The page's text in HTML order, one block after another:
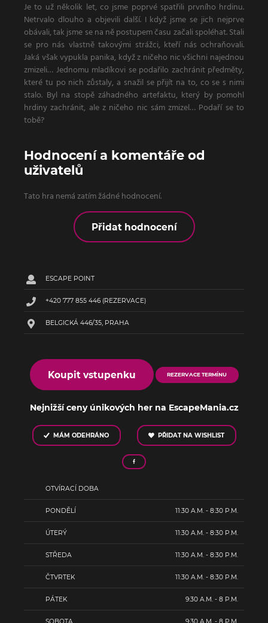
Je to už několik let, co jsme poprvé spatřili prvního hrdinu.
Netrvalo dlouho a objevili další. I když jsme se jich nejprve
obávali, tak jsme se na ně postupem času začali spoléhat. Stali
se pro nás vlastně takovými strážci, kteří nás ochraňovali.
Jaká však vypukla panika, když z ničeho nic všichni najednou
zmizeli… Jednomu mladíkovi se podařilo zachránit předměty,
které tu po nich zůstaly, a snažil se přijít na to, co se s nimi
stalo. Byl na stopě záhadného artefaktu, který by pomohl
hrdiny zachránit, ale z ničeho nic sám zmizel… Podaří se to
tobě?
Hodnocení a komentáře od
uživatelů
Tato hra nemá zatím žádné hodnocení.
Přidat hodnocení
ESCAPE POINT
+420 777 855 446 (REZERVACE)
BELGICKÁ 446/35, PRAHA
Koupit vstupenku REZERVACE TERMÍNU
Nejnižší ceny únikových her na EscapeMania.cz
MÁM ODEHRÁNO PŘIDAT NA WISHLIST
OTVÍRACÍ DOBA
PONDĚLÍ 11:30 A.M. - 8:30 P.M.
ÚTERÝ 11:30 A.M. - 8:30 P.M.
STŘEDA 11:30 A.M. - 8:30 P.M.
ČTVRTEK 11:30 A.M. - 8:30 P.M.
PÁTEK 9:30 A.M. - 8 P.M.
SOBOTA 9:30 A.M. - 8 P.M.